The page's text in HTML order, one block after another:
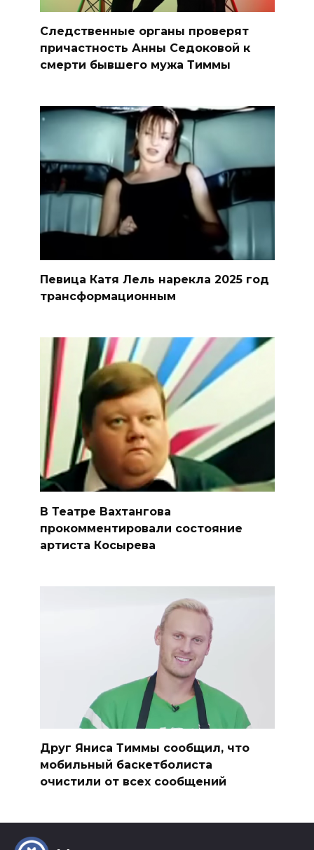
Следственные органы проверят
причастность Анны Седоковой к
смерти бывшего мужа Тиммы
Певица Катя Лель нарекла 2025 год
трансформационным
В Театре Вахтангова
прокомментировали состояние
артиста Косырева
Друг Яниса Тиммы сообщил, что
мобильный баскетболиста
очистили от всех сообщений